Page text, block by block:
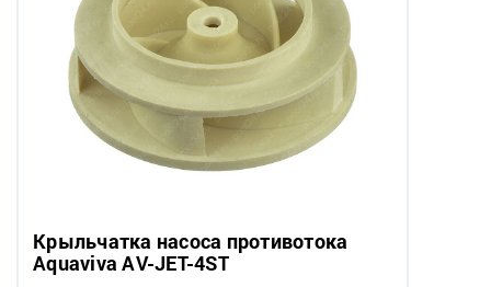
Крыльчатка насоса противотока
Aquaviva AV-JET-4ST